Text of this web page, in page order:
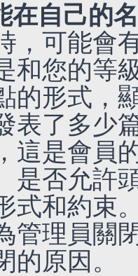
在自己的
，可能會
和您的等
的形式，
表了多少
這是會員
是否允許
式和約束
管理員關
的原因。